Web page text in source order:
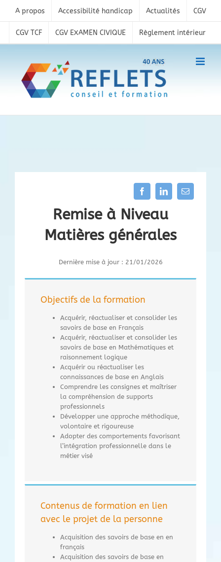
content
A propos Accessibilité handicap Actualités CGV
CGV TCF CGV EXAMEN CIVIQUE Règlement intérieur
Remise à Niveau
Matières générales
Dernière mise à jour : 21/01/2026
Objectifs de la formation
Acquérir, réactualiser et consolider les
savoirs de base en Français
Acquérir, réactualiser et consolider les
savoirs de base en Mathématiques et
raisonnement logique
Acquérir ou réactualiser les
connaissances de base en Anglais
Comprendre les consignes et maîtriser
la compréhension de supports
professionnels
Développer une approche méthodique,
volontaire et rigoureuse
Adopter des comportements favorisant
l’intégration professionnelle dans le
métier visé
Contenus de formation en lien
avec le projet de la personne
Acquisition des savoirs de base en en
français
Acquisition des savoirs de base en